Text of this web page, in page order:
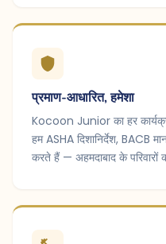
प्रमाण-आधारित, हमेशा
Kocoon Junior का हर
हम ASHA दिशानिर्देश, BACB
करते हैं — अहमदाबाद के